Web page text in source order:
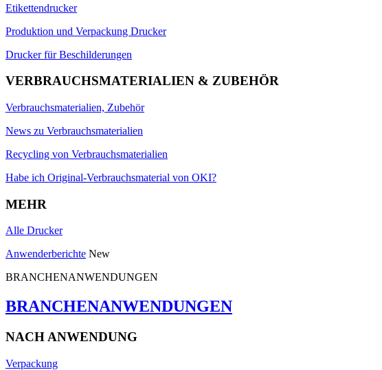
Etikettendrucker
Produktion und Verpackung Drucker
Drucker für Beschilderungen
VERBRAUCHSMATERIALIEN & ZUBEHÖR
Verbrauchsmaterialien, Zubehör
News zu Verbrauchsmaterialien
Recycling von Verbrauchsmaterialien
Habe ich Original-Verbrauchsmaterial von OKI?
MEHR
Alle Drucker
Anwenderberichte New
BRANCHENANWENDUNGEN
BRANCHENANWENDUNGEN
NACH ANWENDUNG
Verpackung